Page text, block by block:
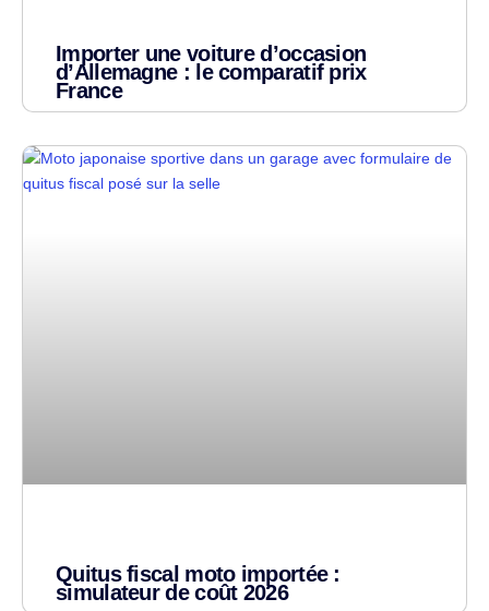
Importer une voiture d’occasion
d’Allemagne : le comparatif prix
France
Quitus fiscal moto importée :
simulateur de coût 2026